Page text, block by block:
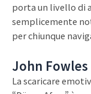
porta un livello di
semplicemente
per chiunque
John
La scaricare